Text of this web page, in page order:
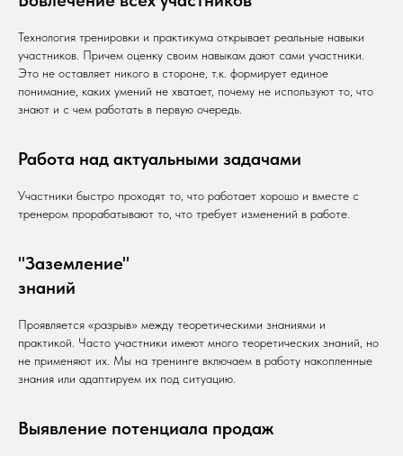
Технология тренировки и практикума открывает реальные навыки
участников. Причем оценку своим навыкам дают сами участники.
Это не оставляет никого в стороне, т.к. формирует единое
понимание, каких умений не хватает, почему не используют то, что
знают и с чем работать в первую очередь.
Работа над актуальными задачами
Участники быстро проходят то, что работает хорошо и вместе с
тренером прорабатывают то, что требует изменений в работе.
"Заземление"
знаний
Проявляется «разрыв» между теоретическими знаниями и
практикой. Часто участники имеют много теоретических знаний, но
не применяют их. Мы на тренинге включаем в работу накопленные
знания или адаптируем их под ситуацию.
Выявление потенциала продаж